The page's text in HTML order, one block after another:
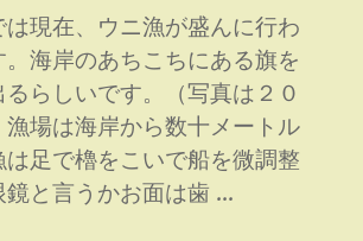
ュ
ス
に
出
へ
の
現在、ウニ漁が盛んに行わ
海岸のあちこちにある旗を
らしいです。（写真は２０
漁場は海岸から数十メートル
は足で櫓をこいで船を微調整
鏡と言うかお面は歯 …
意？” の